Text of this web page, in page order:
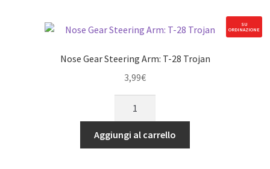
SU
ORDINAZIONE
Nose Gear Steering Arm: T-28 Trojan
3,99€
Steering
Arm:
Aggiungi al carrello